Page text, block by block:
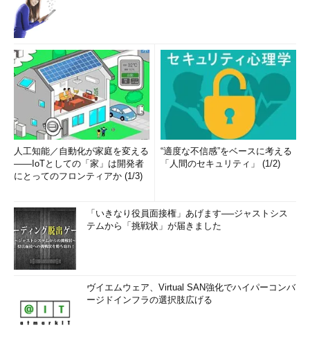
人工知能／自動化が家庭を変える
――IoTとしての「家」は開発者
にとってのフロンティアか (1/3)
“適度な不信感”をベースに考える
「人間のセキュリティ」 (1/2)
「いきなり役員面接権」あげます──ジャストシス
テムから「挑戦状」が届きました
ヴイエムウェア、Virtual SAN強化でハイパーコンバ
ージドインフラの選択肢広げる